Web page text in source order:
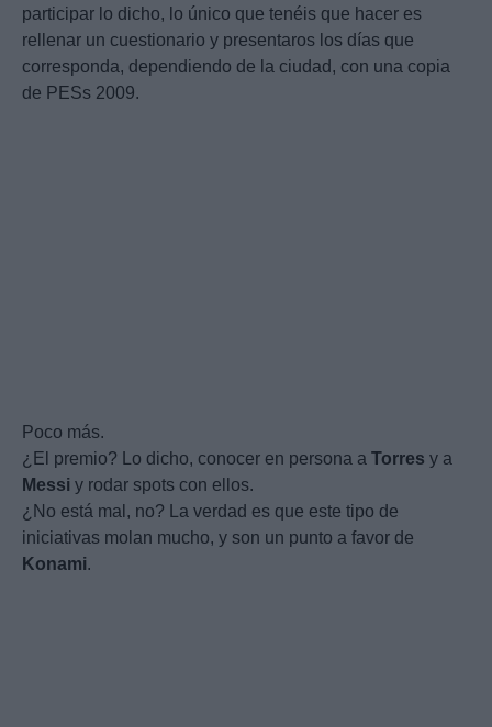
participar lo dicho, lo único que tenéis que hacer es
rellenar un cuestionario y presentaros los días que
corresponda, dependiendo de la ciudad, con una copia
de PESs 2009.
Poco más.
¿El premio? Lo dicho, conocer en persona a Torres y a
Messi y rodar spots con ellos.
¿No está mal, no? La verdad es que este tipo de
iniciativas molan mucho, y son un punto a favor de
Konami.